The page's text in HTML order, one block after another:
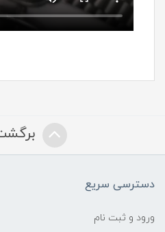
دسترسی سریع
ورود و ثبت نام